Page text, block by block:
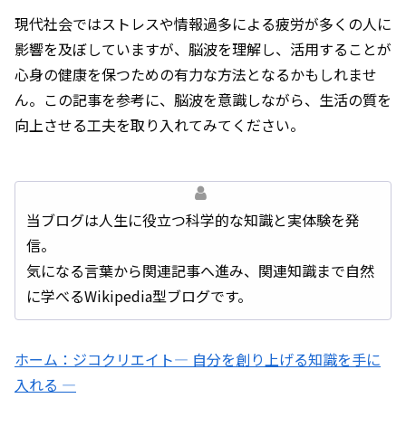
現代社会ではストレスや情報過多による疲労が多くの人に
影響を及ぼしていますが、脳波を理解し、活用することが
心身の健康を保つための有力な方法となるかもしれませ
ん。この記事を参考に、脳波を意識しながら、生活の質を
向上させる工夫を取り入れてみてください。
当ブログは人生に役立つ科学的な知識と実体験を発
信。
気になる言葉から関連記事へ進み、関連知識まで自然
に学べるWikipedia型ブログです。
ホーム：ジコクリエイト― 自分を創り上げる知識を手に
入れる ―